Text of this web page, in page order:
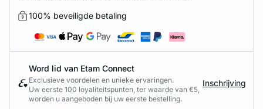
100% beveiligde betaling
Word lid van Etam Connect
Exclusieve voordelen en unieke ervaringen.
Uw eerste 100 loyaliteitspunten, ter waarde van €5,
worden u aangeboden bij uw eerste bestelling.
Inschrijving